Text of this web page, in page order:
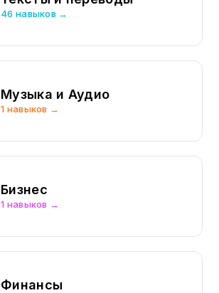
46 навыков →
Музыка и Аудио
1 навыков →
Бизнес
1 навыков →
Финансы